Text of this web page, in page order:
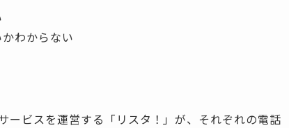
わからない
ビスを運営する「リスタ！」が、それぞれの電話